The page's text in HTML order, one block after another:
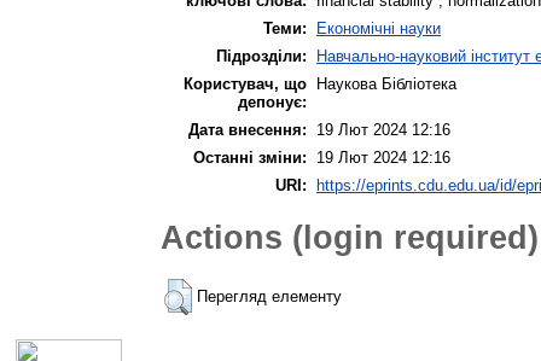
Теми:
Економічні науки
Підрозділи:
Навчально-науковий інститут
Користувач, що
депонує:
Наукова Бібліотека
Дата внесення:
19 Лют 2024 12:16
Останні зміни:
19 Лют 2024 12:16
URI: https://eprints.cdu.edu.ua/id/
Actions (login required)
Перегляд елементу